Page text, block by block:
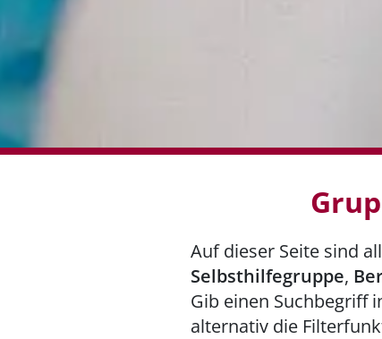
Auf dieser Seite sind
Selbsthilfegruppe,
Gib einen Suchbegriff
alternativ die